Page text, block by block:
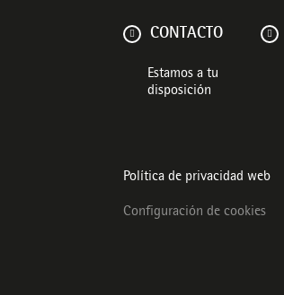
CONTACTO
Estamos a tu
disposición
Política de privacidad web
Configuración de cookies